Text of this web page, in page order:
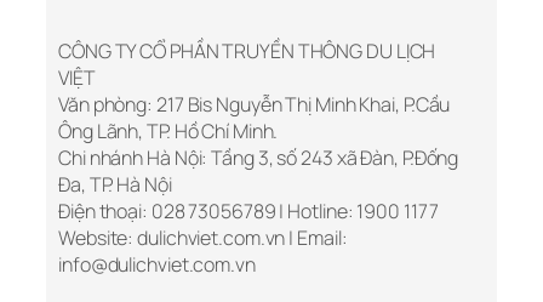
CÔNG TY CỔ PHẦN TRUYỀN THÔNG DU LỊCH
VIỆT
Văn phòng: 217 Bis Nguyễn Thị Minh Khai, P.Cầu
Ông Lãnh, TP. Hồ Chí Minh.
Chi nhánh Hà Nội: Tầng 3, số 243 xã Đàn, P.Đống
Đa, TP. Hà Nội
Điện thoại: 028 73056789 | Hotline: 1900 1177
Website: dulichviet.com.vn | Email:
info@dulichviet.com.vn